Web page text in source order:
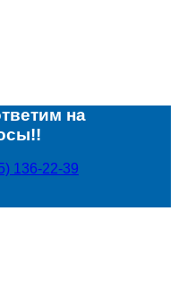
на
136-22-39